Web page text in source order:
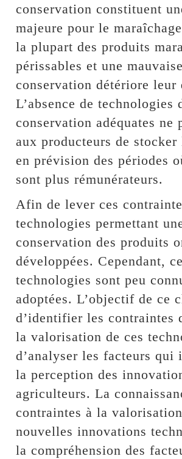
conservation constituent
majeure pour le
la plupart des produits
périssables et une mauvaise
conservation détériore
L’absence de technologies
conservation adéquates ne
aux producteurs de
en prévision des périodes
sont plus rémunérateurs.
Afin de lever ces
technologies permettant
conservation des produits
développées. Cependant,
technologies sont peu
adoptées. L’objectif de ce
d’identifier les contraintes
la valorisation de ces
d’analyser les facteurs qui
la perception des
agriculteurs. La
contraintes à la
nouvelles innovations
la compréhension des